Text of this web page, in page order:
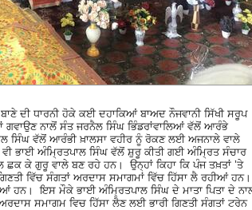
ਦੀ ਧਾਰਨੀ ਹੋਕੇ ਕਈ ਦਹਾਕਿਆਂ ਬਾਅਦ ਨੌਜਵਾਨੀ ਸਿੱਖੀ ਸਰੂਪ
ਗਵਾਉਣ ਨਾਲੋਂ ਸੰਤ ਜਰਨੈਲ ਸਿੰਘ ਭਿੰਡਰਾਂਵਾਲਿਆਂ ਵੱਲੋਂ ਆਰੰਭੇ
ਸਿੰਘ ਵੱਲੋਂ ਆਰੰਭੀ ਖ਼ਾਲਸਾ ਵਹੀਰ ਨੂੰ ਰੋਕਣ ਲਈ ਅਜਨਾਲੇ ਵਾਲੇ
ਭਾਈ ਅੰਮ੍ਰਿਤਪਾਲ ਸਿੰਘ ਵੱਲੋਂ ਸ਼ੁਰੂ ਕੀਤੀ ਗਈ ਅੰਮ੍ਰਿਤ ਸੰਚਾਰ
ਛਕ ਕੇ ਗੁਰੂ ਵਾਲੇ ਬਣ ਰਹੇ ਹਨ। ਉਨ੍ਹਾਂ ਕਿਹਾ ਕਿ ਪੰਜ ਤਖ਼ਤਾਂ ’ਤੇ
ਵਿੱਚ ਸੰਗਤਾਂ ਅਰਦਾਸ ਸਮਾਗਮਾਂ ਵਿੱਚ ਹਿੱਸਾ ਲੈ ਰਹੀਆਂ ਹਨ।
ਹਨ। ਇਸ ਮੌਕੇ ਭਾਈ ਅੰਮ੍ਰਿਤਪਾਲ ਸਿੰਘ ਦੇ ਮਾਤਾ ਪਿਤਾ ਦੇ
ਸਮਾਗਮ ਵਿਚ ਹਿੱਸਾ ਲੈਣ ਲਈ ਭਾਰੀ ਗਿਣਤੀ ਸੰਗਤਾਂ ਟਰੇਨ